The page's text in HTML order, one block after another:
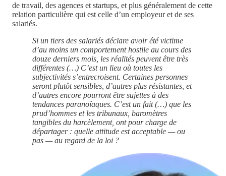
de travail, des agences et startups, et plus généralement de cette
relation particulière qui est celle d’un employeur et de ses
salariés.
Si un tiers des salariés déclare avoir été victime
d’au moins un comportement hostile au cours des
douze derniers mois, les réalités peuvent être très
différentes (…) C’est un lieu où toutes les
subjectivités s’entrecroisent. Certaines personnes
seront plutôt sensibles, d’autres plus résistantes, et
d’autres encore pourront être sujettes à des
tendances paranoïaques. C’est un fait (…) que les
prud’hommes et les tribunaux, baromètres
tangibles du harcèlement, ont pour charge de
départager : quelle attitude est acceptable — ou
pas — au regard de la loi ?